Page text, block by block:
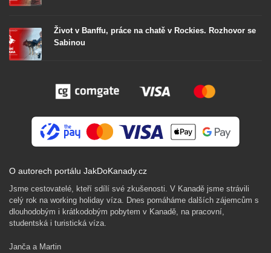
Život v Banffu, práce na chatě v Rockies. Rozhovor se
Sabinou
O autorech portálu JakDoKanady.cz
Jsme cestovatelé, kteří sdílí své zkušenosti. V Kanadě jsme strávili
celý rok na working holiday víza. Dnes pomáháme dalších zájemcům s
dlouhodobým i krátkodobým pobytem v Kanadě, na pracovní,
studentská i turistická víza.
Janča a Martin